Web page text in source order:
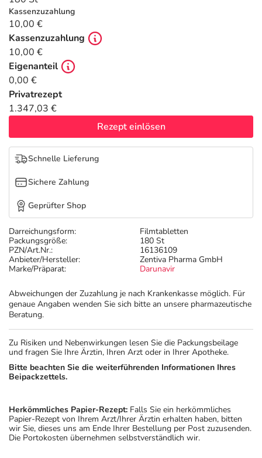
Tierapotheke
Vitamine & Mineralstoffe
Marken
Salus Deals
Darreichungsform:
Filmtabletten
Packungsgröße:
180 St
PZN/Art.Nr.:
16136109
Anbieter/Hersteller:
Zentiva Pharma GmbH
Marke/Präparat:
Darunavir
Abweichungen der Zuzahlung je nach Krankenkasse möglich. Für
genaue Angaben wenden Sie sich bitte an unsere pharmazeutische
Beratung.
Kassenzuzahlung
10,00 €
Kassenzuzahlung
10,00 €
Eigenanteil
0,00 €
Privatrezept
1.347,03 €
Rezept einlösen
Schnelle Lieferung
Sichere Zahlung
Geprüfter Shop
Zu Risiken und Nebenwirkungen lesen Sie die Packungsbeilage
und fragen Sie Ihre Ärztin, Ihren Arzt oder in Ihrer Apotheke.
Bitte beachten Sie die weiterführenden Informationen Ihres
Beipackzettels.
Herkömmliches Papier-Rezept: Falls Sie ein herkömmliches
Papier-Rezept von Ihrem Arzt/Ihrer Ärztin erhalten haben, bitten
wir Sie, dieses uns am Ende Ihrer Bestellung per Post zuzusenden.
Die Portokosten übernehmen selbstverständlich wir.